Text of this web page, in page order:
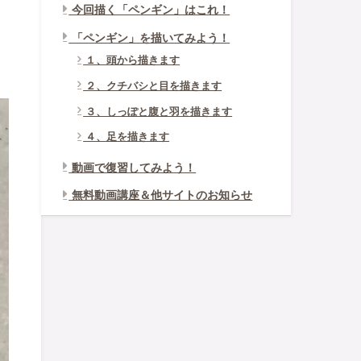
今回描く「ペンギン」はこれ！
「ペンギン」を描いてみよう！
１、頭から描きます
２、クチバシと目を描きます
３、しっぽと腹と羽を描きます
４、足を描きます
動画で復習してみよう！
無料動画講座＆他サイトのお知らせ